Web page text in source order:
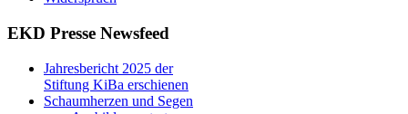
EKD Presse Newsfeed
Jahresbericht 2025 der
Stiftung KiBa erschienen
Schaumherzen und Segen